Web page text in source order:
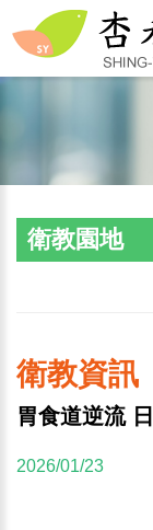
衛教園地
衛教資訊
胃食道逆流
2026/01/23